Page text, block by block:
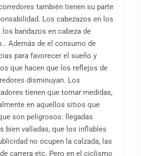
también tienen su parte
Los cabezazos en los
los bandazos en cabeza de
Además de el consumo de
para favorecer el sueño y
que hacen que los reflejos de
disminuyan. Los
tienen que tomar medidas,
en aquellos sitios que
son peligrosos: llegadas
bien valladas, que los inflables
no ocupen la calzada, las
carrera etc. Pero en el ciclismo